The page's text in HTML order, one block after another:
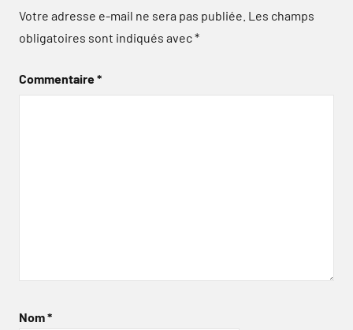
Votre adresse e-mail ne sera pas publiée. Les champs
obligatoires sont indiqués avec*
Commentaire*
Nom*